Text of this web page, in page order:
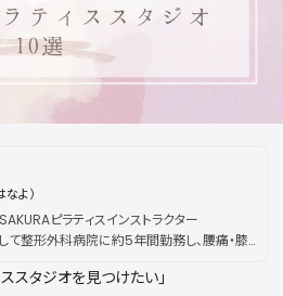
なよ）
ピラティスインストラクター
て整形外科病院に約5年間勤務し、腰痛・膝
国際的なピラティス資格団体「Peak
スタジオを見つけたい」